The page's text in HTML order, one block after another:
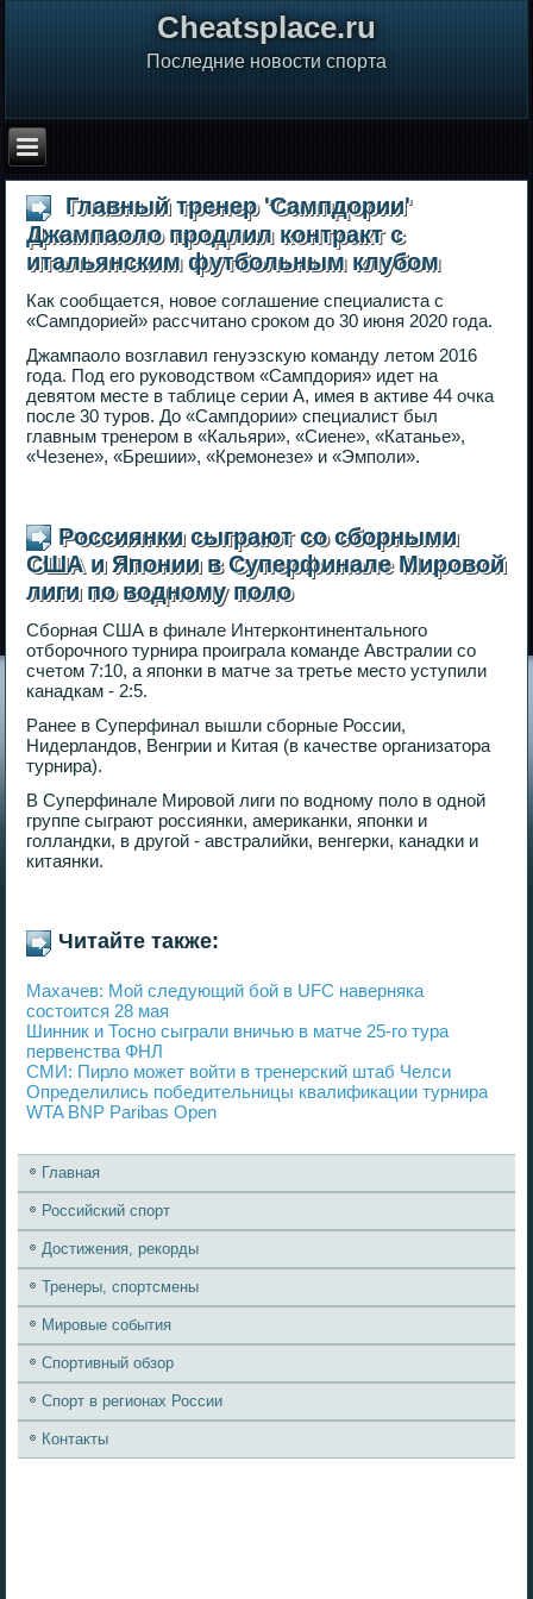
Сheatsplace.ru
Последние новости спорта
Главный тренер 'Сампдории'
Джампаоло продлил контракт с
итальянским футбольным клубом
Как сообщается, новое соглашение специалиста с
«Сампдорией» рассчитано сроком до 30 июня 2020 года.
Джампаоло возглавил генуэзскую команду летом 2016
года. Под его руководством «Сампдория» идет на
девятом месте в таблице серии А, имея в активе 44 очка
после 30 туров. До «Сампдории» специалист был
главным тренером в «Кальяри», «Сиене», «Катанье»,
«Чезене», «Брешии», «Кремонезе» и «Эмполи».
Россиянки сыграют со сборными
США и Японии в Суперфинале Мировой
лиги по водному поло
Сборная США в финале Интерконтинентального
отборочного турнира проиграла команде Австралии со
счетом 7:10, а японки в матче за третье место уступили
канадкам - 2:5.
Ранее в Суперфинал вышли сборные России,
Нидерландов, Венгрии и Китая (в качестве организатора
турнира).
В Суперфинале Мировой лиги по водному поло в одной
группе сыграют россиянки, американки, японки и
голландки, в другой - австралийки, венгерки, канадки и
китаянки.
Читайте также:
Махачев: Мой следующий бой в UFC наверняка
состоится 28 мая
Шинник и Тосно сыграли вничью в матче 25-го тура
первенства ФНЛ
СМИ: Пирло может войти в тренерский штаб Челси
Определились победительницы квалификации турнира
WTA BNP Paribas Open
Главная
Российский спорт
Достижения, рекорды
Тренеры, спортсмены
Мировые события
Спортивный обзор
Спорт в регионах России
Контакты